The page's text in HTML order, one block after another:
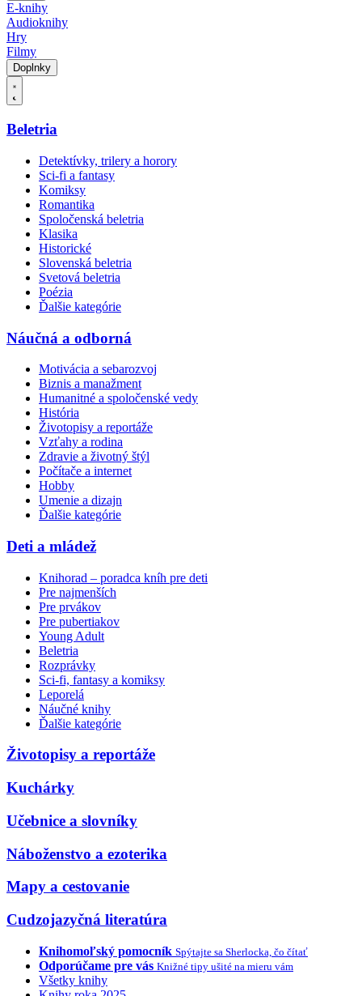
E-knihy
Audioknihy
Hry
Filmy
Doplnky
Beletria
Detektívky, trilery a horory
Sci-fi a fantasy
Komiksy
Romantika
Spoločenská beletria
Klasika
Historické
Slovenská beletria
Svetová beletria
Poézia
Ďalšie kategórie
Náučná a odborná
Motivácia a sebarozvoj
Biznis a manažment
Humanitné a spoločenské vedy
História
Životopisy a reportáže
Vzťahy a rodina
Zdravie a životný štýl
Počítače a internet
Hobby
Umenie a dizajn
Ďalšie kategórie
Deti a mládež
Knihorad – poradca kníh pre deti
Pre najmenších
Pre prvákov
Pre pubertiakov
Young Adult
Beletria
Rozprávky
Sci-fi, fantasy a komiksy
Leporelá
Náučné knihy
Ďalšie kategórie
Životopisy a reportáže
Kuchárky
Učebnice a slovníky
Náboženstvo a ezoterika
Mapy a cestovanie
Cudzojazyčná literatúra
Knihomoľský pomocník Spýtajte sa Sherlocka, čo čítať
Odporúčame pre vás Knižné tipy ušité na mieru vám
Všetky knihy